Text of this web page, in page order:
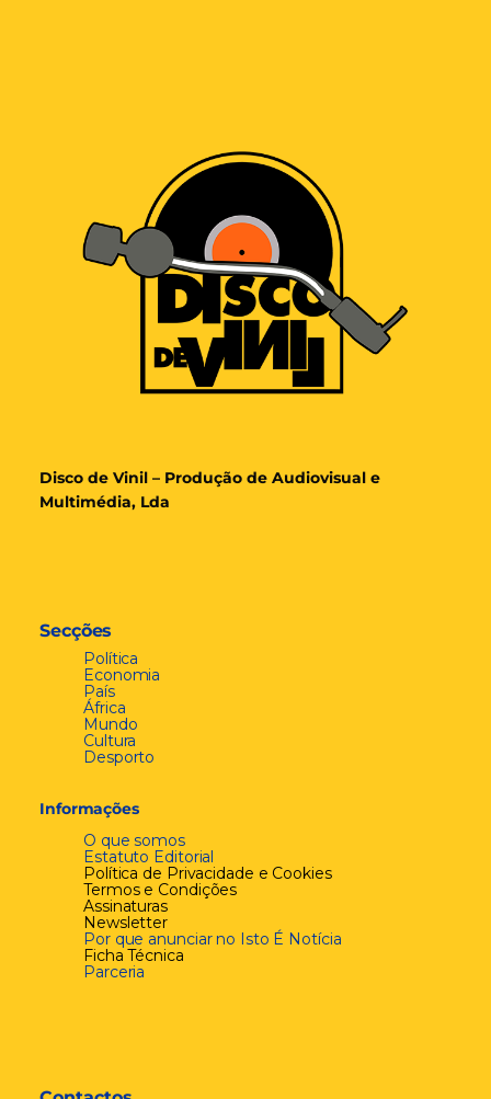
Disco de Vinil – Produção de Audiovisual e
Multimédia, Lda
Secções
Política
Economia
País
África
Mundo
Cultura
Desporto
Informações
O que somos
Estatuto Editorial
Política de Privacidade e Cookies
Termos e Condições
Assinaturas
Newsletter
Por que anunciar no Isto É Notícia
Ficha Técnica
Parceria